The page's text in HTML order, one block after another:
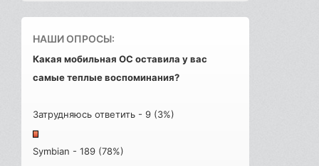
НАШИ ОПРОСЫ:
Какая мобильная ОС оставила у вас
самые теплые воспоминания?
Затрудняюсь ответить - 9 (3%)
Symbian - 189 (78%)